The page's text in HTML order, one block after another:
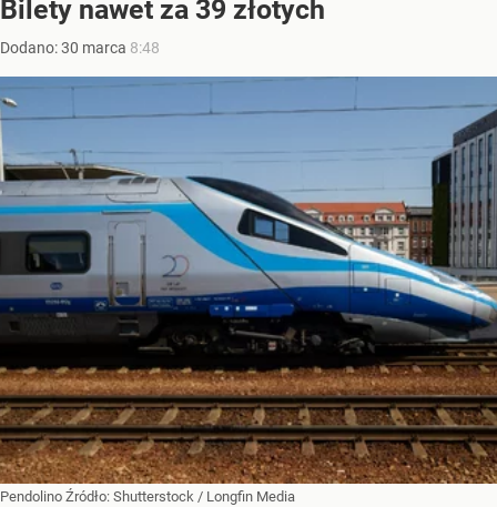
Bilety nawet za 39 złotych
Dodano:30 marca 8:48
Pendolino Źródło: Shutterstock / Longfin Media